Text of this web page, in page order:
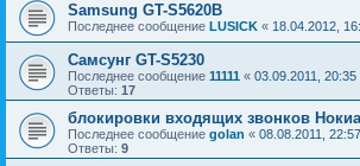
Samsung GT-S5620B
Последнее сообщение LUSICK « 18.04.2012,
Самсунг GT-S5230
Последнее сообщение 11111 « 03.09.2011, 20:35
Ответы: 17
блокировки входящих звонков
Последнее сообщение golan « 08.08.2011, 22:57
Ответы: 9